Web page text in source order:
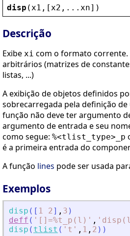
disp ( x1 ,[ x2 ,... xn])
Descrição
Exibe xi com o formato corrente.
arbitrários (matrizes de
listas, ...)
A exibição de objetos definidos
sobrecarregada pela definição de
função não deve ter argumento
argumento de entrada e seu
como segue: %<tlist_type>_p
é a primeira entrada do
A função lines pode ser usada
Exemplos
disp ( [ 1 2] , 3 )
deff ( ' []=%t_p(l) ' , '
disp ( tlist ( ' t ' , 1 , 2 ) )